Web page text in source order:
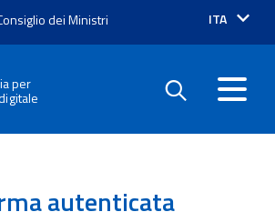
dei Ministri Lingua
ITA
per
autenticata